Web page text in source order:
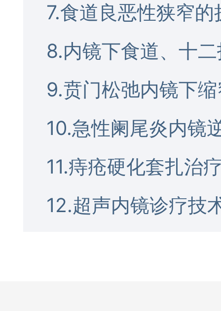
7.食道良恶性狭窄的
8.内镜下食道、十
9.贲门松弛内镜下
10.急性阑尾炎内镜
11.痔疮硬化套扎治
12.超声内镜诊疗技